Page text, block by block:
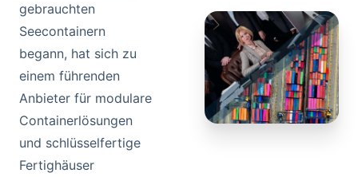
gebrauchten
Seecontainern
begann, hat sich zu
einem führenden
Anbieter für modulare
Containerlösungen
und schlüsselfertige
Fertighäuser